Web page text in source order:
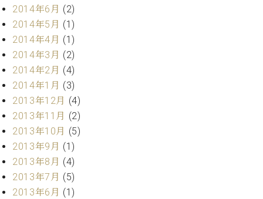
合
わ
せ
ア
ー
テ
ィ
ス
ト
カ
ス
マ
2014年6月 (2)
2014年5月 (1)
2014年4月 (1)
2014年3月 (2)
2014年2月 (4)
2014年1月 (3)
2013年12月 (4)
2013年11月 (2)
2013年10月 (5)
2013年9月 (1)
2013年8月 (4)
2013年7月 (5)
2013年6月 (1)